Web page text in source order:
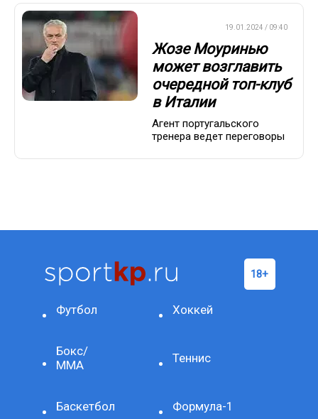
19.01.2024 / 09:40
Жозе Моуринью
может возглавить
очередной топ-клуб
в Италии
Агент португальского
тренера ведет переговоры
Футбол Хоккей
Бокс/
ММА
Теннис
Баскетбол Формула-1